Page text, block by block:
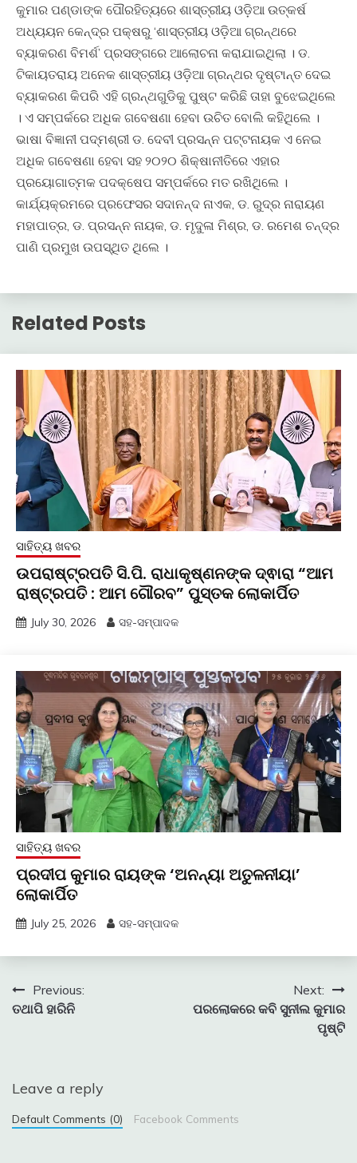
କୁମାର ପଣ୍ଡାଙ୍କ ପୌରହିତ୍ୟରେ ଶାସ୍ତ୍ରୀୟ ଓଡ଼ିଆ ଉତ୍କର୍ଷ
ଅଧ୍ୟୟନ କେନ୍ଦ୍ର ପକ୍ଷରୁ ‘ଶାସ୍ତ୍ରୀୟ ଓଡ଼ିଆ ଗ୍ରନ୍ଥରେ
ବ୍ୟାକରଣ ବିମର୍ଶ’ ପ୍ରସଙ୍ଗରେ ଆଲୋଚନା କରାଯାଇଥିଲା । ଡ.
ଟିକାୟତରାୟ ଅନେକ ଶାସ୍ତ୍ରୀୟ ଓଡ଼ିଆ ଗ୍ରନ୍ଥର ଦୃଷ୍ଟାନ୍ତ ଦେଇ
ବ୍ୟାକରଣ କିପରି ଏହି ଗ୍ରନ୍ଥଗୁଡିକୁ ପୁଷ୍ଟ କରିଛି ତାହା ବୁଝେଇଥିଲେ
। ଏ ସମ୍ପର୍କରେ ଅଧିକ ଗବେଷଣା ହେବା ଉଚିତ ବୋଲି କହିଥିଲେ ।
ଭାଷା ବିଜ୍ଞାନୀ ପଦ୍ମଶ୍ରୀ ଡ. ଦେବୀ ପ୍ରସନ୍ନ ପଟ୍ଟନାୟକ ଏ ନେଇ
ଅଧିକ ଗବେଷଣା ହେବା ସହ ୨୦୨୦ ଶିକ୍ଷାନୀତିରେ ଏହାର
ପ୍ରୟୋଗାତ୍ମକ ପଦକ୍ଷେପ ସମ୍ପର୍କରେ ମତ ରଖିଥିଲେ ।
କାର୍ଯ୍ୟକ୍ରମରେ ପ୍ରଫେସର ସଦାନନ୍ଦ ନାଏକ, ଡ. ରୁଦ୍ର ନାରାୟଣ
ମହାପାତ୍ର, ଡ. ପ୍ରସନ୍ନ ନାୟକ, ଡ. ମୃଦୁଳା ମିଶ୍ର, ଡ. ରମେଶ ଚନ୍ଦ୍ର
ପାଣି ପ୍ରମୁଖ ଉପସ୍ଥିତ ଥିଲେ ।
Related Posts
ସାହିତ୍ୟ ଖବର
ଉପରାଷ୍ଟ୍ରପତି ସି.ପି. ରାଧାକୃଷ୍ଣନଙ୍କ ଦ୍ଵାରା “ଆମ
ରାଷ୍ଟ୍ରପତି : ଆମ ଗୌରବ” ପୁସ୍ତକ ଲୋକାର୍ପିତ
July 30, 2026 ସହ-ସମ୍ପାଦକ
ସାହିତ୍ୟ ଖବର
ପ୍ରଦୀପ କୁମାର ରାୟଙ୍କ ‘ଅନନ୍ୟା ଅତୁଳନୀୟା’
ଲୋକାର୍ପିତ
July 25, 2026 ସହ-ସମ୍ପାଦକ
Post
navigation
Previous:
ତଥାପି ହାରିନି
Next:
ପରଲୋକରେ କବି ସୁନୀଲ କୁମାର
ପୃଷ୍ଟି
Leave a reply
Default Comments (0) Facebook Comments